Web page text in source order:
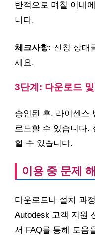
반적으로 며칠 이내
니다.
체크사항: 신청 상태
세요.
3단계: 다운로드
승인된 후, 라이센스
로드할 수 있습니다.
할 수 있습니다.
이용 중 문제
다운로드나 설치 과
Autodesk 고객 지원
서 FAQ를 통해 도움